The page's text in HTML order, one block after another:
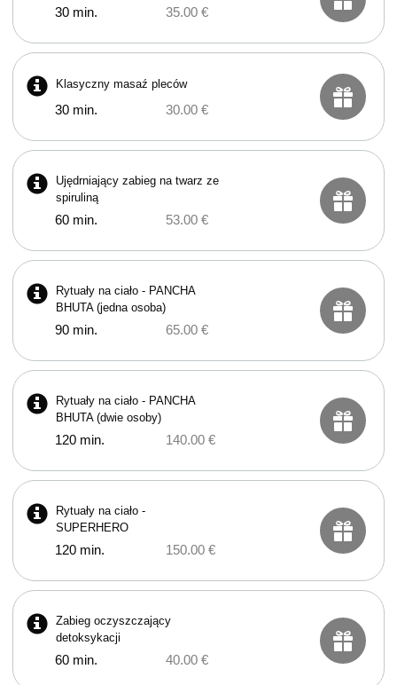
30 min. 35.00 €
Klasyczny masaź pleców
30 min. 30.00 €
Ujędrniający zabieg na twarz ze
spiruliną
60 min. 53.00 €
Rytuały na ciało - PANCHA
BHUTA (jedna osoba)
90 min. 65.00 €
Rytuały na ciało - PANCHA
BHUTA (dwie osoby)
120 min. 140.00 €
Rytuały na ciało -
SUPERHERO
120 min. 150.00 €
Zabieg oczyszczający
detoksykacji
60 min. 40.00 €